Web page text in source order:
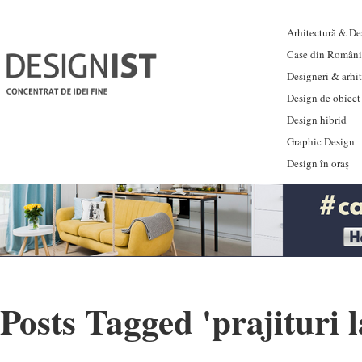
Arhitectură &
Case din
Designeri &
Design de obiect
Design hibrid
Graphic Design
Design în oraș
Posts Tagged 'prajituri